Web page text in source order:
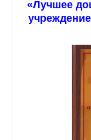
«Лучшее